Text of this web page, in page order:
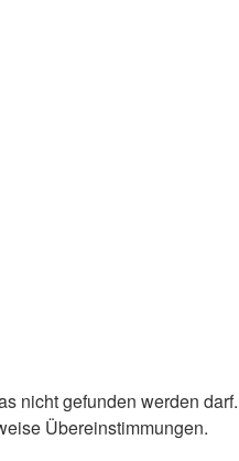
nicht gefunden werden
Übereinstimmungen.